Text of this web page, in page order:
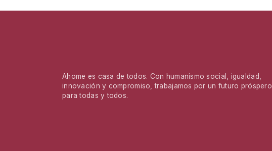
Ahome es casa de todos. Con humanismo social, igualdad,
innovación y compromiso, trabajamos por un futuro próspero
para todas y todos.